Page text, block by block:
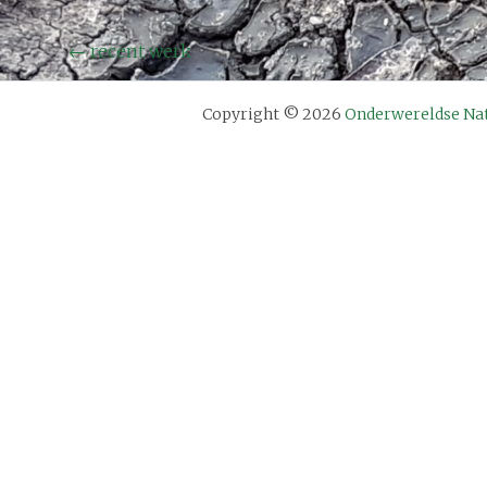
Bericht
navigatie
←recent werk
Copyright © 2026 Onderwereldse